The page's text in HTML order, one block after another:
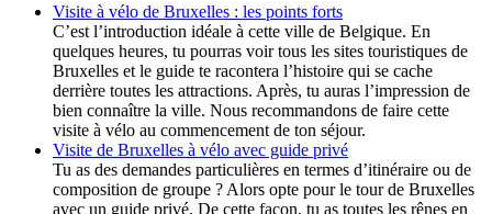
Visite à vélo de Bruxelles : les points forts
C’est l’introduction idéale à cette ville de Belgique. En
quelques heures, tu pourras voir tous les sites touristiques de
Bruxelles et le guide te racontera l’histoire qui se cache
derrière toutes les attractions. Après, tu auras l’impression de
bien connaître la ville. Nous recommandons de faire cette
visite à vélo au commencement de ton séjour.
Visite de Bruxelles à vélo avec guide privé
Tu as des demandes particulières en termes d’itinéraire ou de
composition de groupe ? Alors opte pour le tour de Bruxelles
avec un guide privé. De cette façon, tu as toutes les rênes en